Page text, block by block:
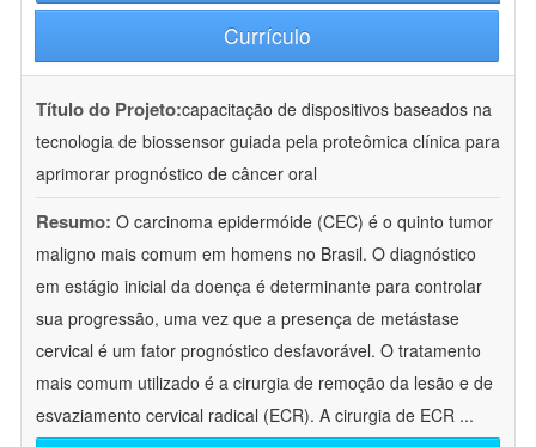
Currículo
Título do Projeto:capacitação de dispositivos baseados na
tecnologia de biossensor guiada pela proteômica clínica para
aprimorar prognóstico de câncer oral
Resumo: O carcinoma epidermóide (CEC) é o quinto tumor
maligno mais comum em homens no Brasil. O diagnóstico
em estágio inicial da doença é determinante para controlar
sua progressão, uma vez que a presença de metástase
cervical é um fator prognóstico desfavorável. O tratamento
mais comum utilizado é a cirurgia de remoção da lesão e de
esvaziamento cervical radical (ECR). A cirurgia de ECR ...